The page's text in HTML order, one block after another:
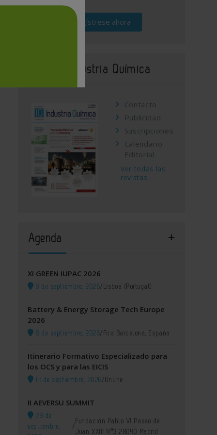
Regístrese ahora
Revista Industria Química
Contacto
Publicidad
Suscripciones
Calendario
Editorial
Ver todas las
revistas
Agenda
XI GREEN IUPAC 2026
8 de septiembre, 2026/Lisboa (Portugal)
Battery & Energy Storage Tech Europe
2026
8 de septiembre, 2026/Fira Barcelona, España
Itinerario Formativo Especializado para
los OCS y para las EICIS
14 de septiembre, 2026/Online
II AEVERSU SUMMIT
29 de
septiembre,
/
Fundación Pablo VI Paseo de
Juan XXIII Nº3 28040 Madrid